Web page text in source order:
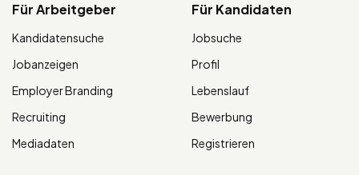
Für Arbeitgeber
Kandidatensuche
Jobanzeigen
Employer Branding
Recruiting
Mediadaten
Für Kandidaten
Jobsuche
Profil
Lebenslauf
Bewerbung
Registrieren